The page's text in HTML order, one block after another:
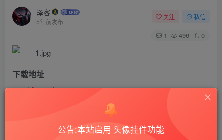
泽客
5年前发布
关注 私信
1 496 0
下载地址
城通网盘
此处内容已隐藏，请评论后刷新页面查看.
公告:本站启用 头像挂件功能